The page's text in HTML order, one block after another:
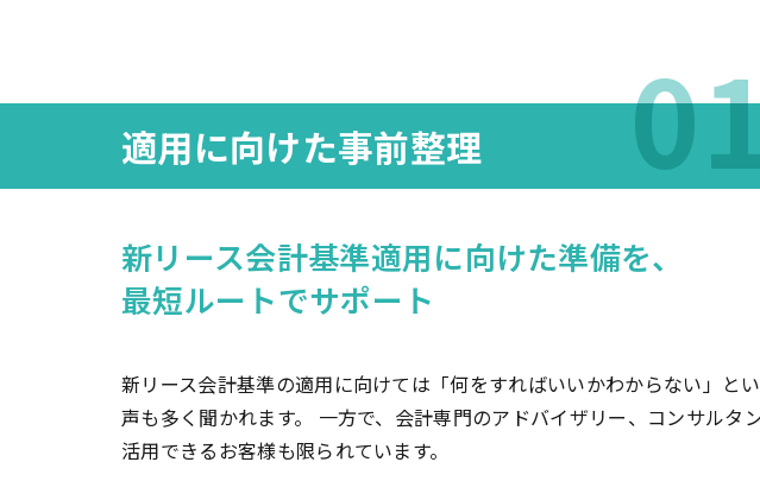
適用に向けた事前整理
新リース会計基準適用に向けた準備を、
最短ルートでサポート
新リース会計基準の適用に向けては「何をすればいいかわからない」と
声も多く聞かれます。 一方で、会計専門のアドバイザリー、コンサルタ
活用できるお客様も限られています。